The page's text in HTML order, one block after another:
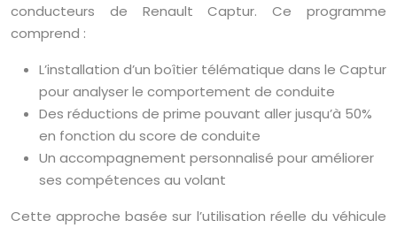
conducteurs de Renault Captur. Ce programme
comprend :
L’installation d’un boîtier télématique dans le Captur
pour analyser le comportement de conduite
Des réductions de prime pouvant aller jusqu’à 50%
en fonction du score de conduite
Un accompagnement personnalisé pour améliorer
ses compétences au volant
Cette approche basée sur l’utilisation réelle du véhicule